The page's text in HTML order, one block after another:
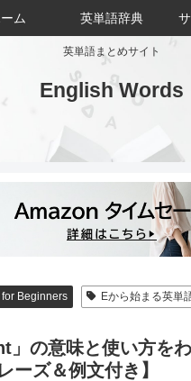
英単語まとめサイト
English Words
ム 英単語辞典
Beginners Eから始まる英単
」の意味と使い方を
ーズ＆例文付き】